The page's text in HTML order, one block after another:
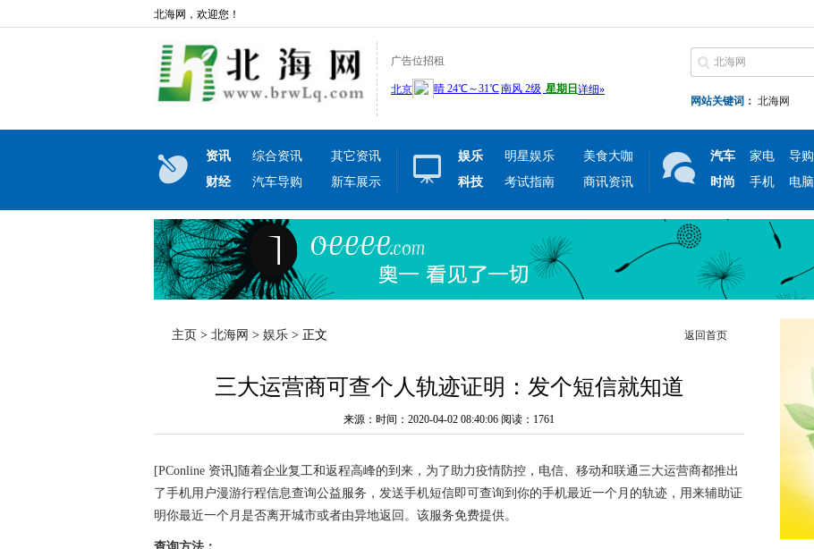
北海网，欢迎您！
广告位招租
网站关键词： 北海网
资讯 综合资讯
其它资讯
财经
汽车导购 新车展示
娱乐 明星娱乐
美食大咖
科技
考试指南 商讯资讯
汽车 家电 导购
时尚
手机 电脑
主页 > 北海网 > 娱乐 > 正文 返回首页
三大运营商可查个人轨迹证明：发个短信就知道
来源：时间：2020-04-02 08:40:06 阅读：1761
[PConline 资讯]随着企业复工和返程高峰的到来，为了助力疫情防控，电信、移动和联通三大运营商都推出
了手机用户漫游行程信息查询公益服务，发送手机短信即可查询到你的手机最近一个月的轨迹，用来辅助证
明你最近一个月是否离开城市或者由异地返回。该服务免费提供。